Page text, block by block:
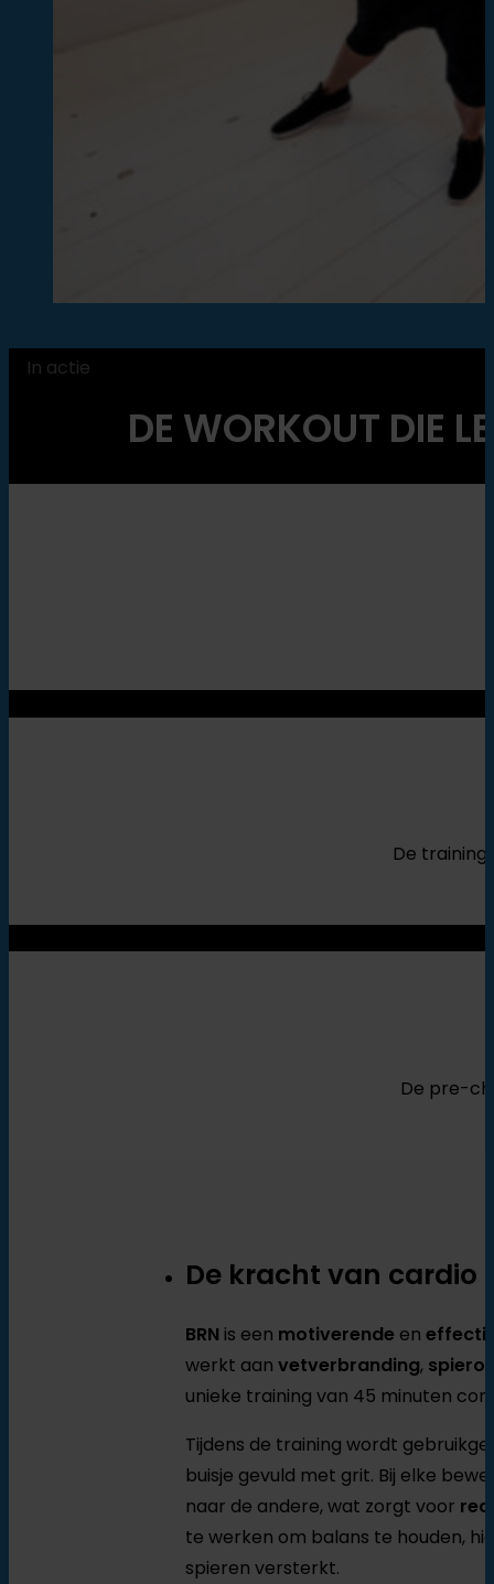
In actie
DE WORKOUT DIE
De
De pre-
De kracht van cardio
BRN is een motiverende en
werkt aan vetverbranding,
unieke training van 45 minuten
Tijdens de training wordt
buisje gevuld met grit. Bij elke
naar de andere, wat zorgt voor
te werken om balans te houden,
spieren versterkt.